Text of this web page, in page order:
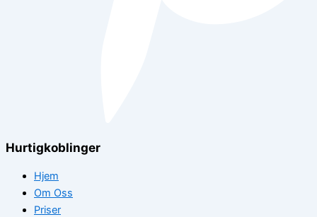
Hurtigkoblinger
Hjem
Om Oss
Priser